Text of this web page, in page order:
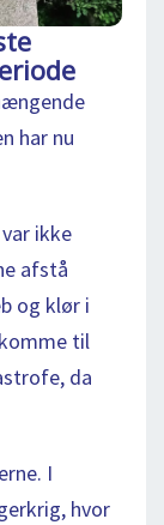
har nu
ikke
afstå
og klør i
til
da
I
hvor